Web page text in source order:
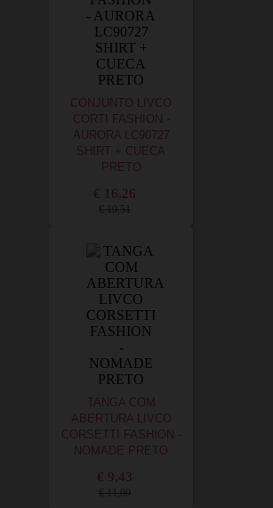
CONJUNTO LIVCO
CORTI FASHION -
AURORA LC90727
SHIRT + CUECA
PRETO
€ 16,26
€ 19,51
TANGA COM
ABERTURA LIVCO
CORSETTI FASHION -
NOMADE PRETO
€ 9,43
€ 11,00